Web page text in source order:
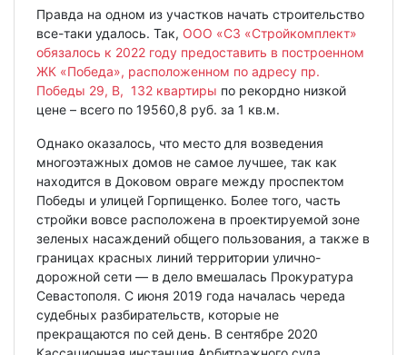
Правда на одном из участков начать строительство
все-таки удалось. Так, ООО «СЗ «Стройкомплект»
обязалось к 2022 году предоставить в построенном
ЖК «Победа», расположенном по адресу пр.
Победы 29, В, 132 квартиры по рекордно низкой
цене – всего по 19560,8 руб. за 1 кв.м.
Однако оказалось, что место для возведения
многоэтажных домов не самое лучшее, так как
находится в Доковом овраге между проспектом
Победы и улицей Горпищенко. Более того, часть
стройки вовсе расположена в проектируемой зоне
зеленых насаждений общего пользования, а также в
границах красных линий территории улично-
дорожной сети — в дело вмешалась Прокуратура
Севастополя. С июня 2019 года началась череда
судебных разбирательств, которые не
прекращаются по сей день. В сентябре 2020